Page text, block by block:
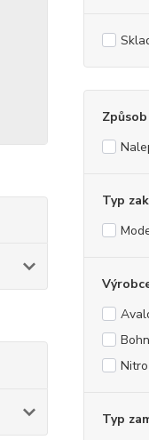
Typ
Nitro
Typ